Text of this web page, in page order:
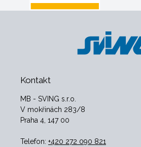
Kontakt
MB - SVING s.r.o.
V mokřinách 283/8
Praha 4, 147 00
Telefon: +420 272 090 821